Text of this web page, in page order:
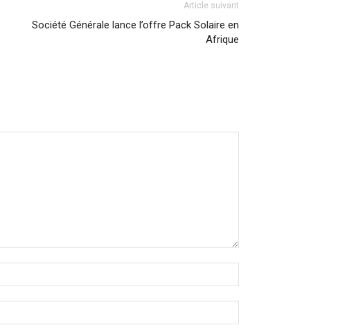
Article suivant
Société Générale lance l’offre Pack Solaire en
Afrique